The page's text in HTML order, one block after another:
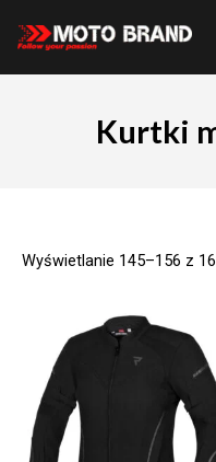
Kurtki
Wyświetlanie 145–156 z